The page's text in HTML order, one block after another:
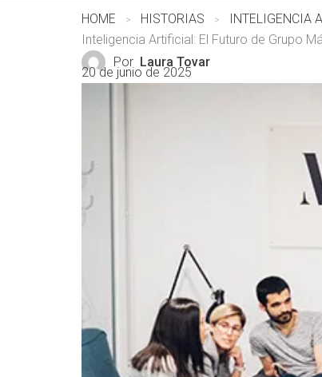
HOME HISTORIAS
Inteligencia Artificial: El Futuro de Grupo
Por Laura Tovar
20 de junio de 2025